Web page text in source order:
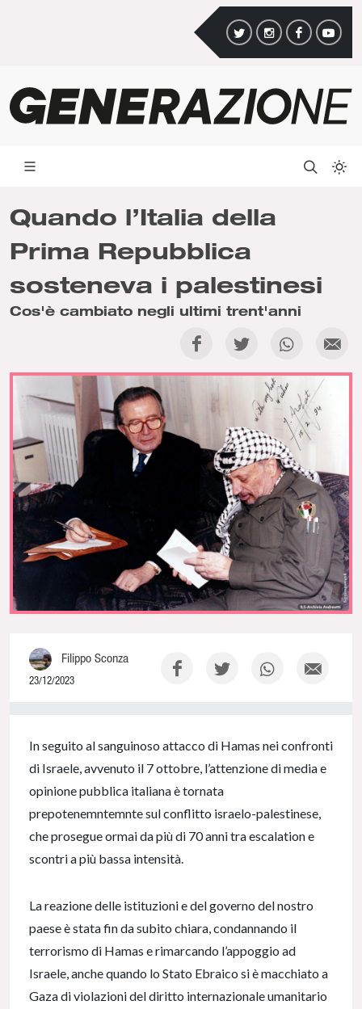
Quando l’Italia della
Prima Repubblica
sosteneva i palestinesi
Cos'è cambiato negli ultimi trent'anni
Filippo Sconza
23/12/2023
In seguito al sanguinoso attacco di Hamas nei confronti
di Israele, avvenuto il 7 ottobre, l’attenzione di media e
opinione pubblica italiana è tornata
prepotenemntemnte sul conflitto israelo-palestinese,
che prosegue ormai da più di 70 anni tra escalation e
scontri a più bassa intensità.
La reazione delle istituzioni e del governo del nostro
paese è stata fin da subito chiara, condannando il
terrorismo di Hamas e rimarcando l’appoggio ad
Israele, anche quando lo Stato Ebraico si è macchiato a
Gaza di violazioni del diritto internazionale umanitario